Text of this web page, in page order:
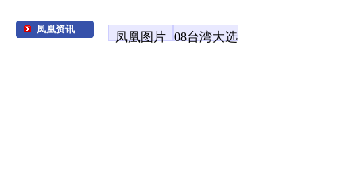
凤凰资讯
凤凰图片 08台湾大选